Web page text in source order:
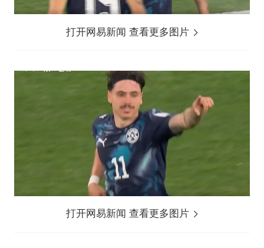
打开网易新闻 查看更多图片
打开网易新闻 查看更多图片